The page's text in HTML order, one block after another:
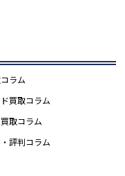
ラム
買取コラム
取コラム
評判コラム